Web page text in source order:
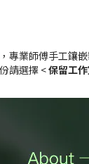
，專業師傅手工鑲
請選擇 <保留工